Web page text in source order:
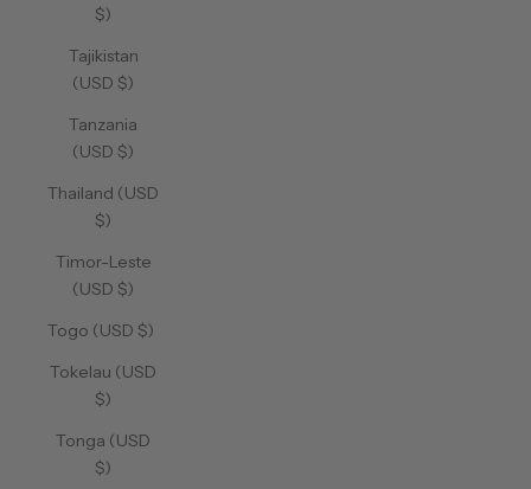
$)
Tajikistan
(USD $)
Tanzania
(USD $)
Thailand (USD
$)
Timor-Leste
(USD $)
Togo (USD $)
Tokelau (USD
$)
Tonga (USD
$)